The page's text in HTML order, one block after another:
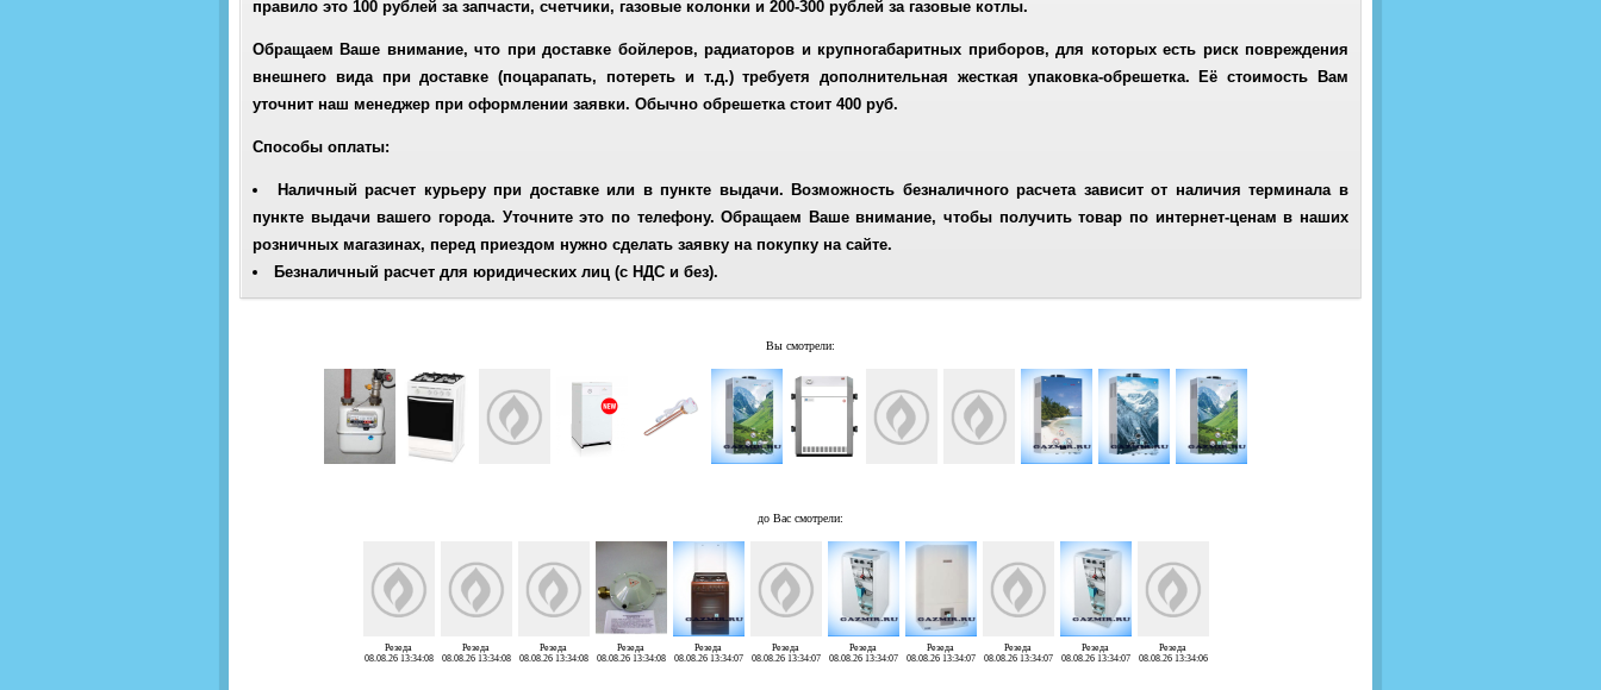
правило это 100 рублей за запчасти, счетчики, газовые колонки и 200-300 рублей за газовые котлы.
Обращаем Ваше внимание, что при доставке бойлеров, радиаторов и крупногабаритных приборов, для которых есть риск повреждения
внешнего вида при доставке (поцарапать, потереть и т.д.) требуетя дополнительная жесткая упаковка-обрешетка. Её стоимость Вам
уточнит наш менеджер при оформлении заявки. Обычно обрешетка стоит 400 руб.
Способы оплаты:
Наличный расчет курьеру при доставке или в пункте выдачи. Возможность безналичного расчета зависит от наличия терминала в
пункте выдачи вашего города. Уточните это по телефону. Обращаем Ваше внимание, чтобы получить товар по интернет-ценам в наших
розничных магазинах, перед приездом нужно сделать заявку на покупку на сайте.
Безналичный расчет для юридических лиц (с НДС и без).
Вы смотрели:
до Вас смотрели:
Резеда
08.08.26 13:34:08
Резеда
08.08.26 13:34:08
Резеда
08.08.26 13:34:08
Резеда
08.08.26 13:34:08
Резеда
08.08.26 13:34:07
Резеда
08.08.26 13:34:07
Резеда
08.08.26 13:34:07
Резеда
08.08.26 13:34:07
Резеда
08.08.26 13:34:07
Резеда
08.08.26 13:34:07
Резеда
08.08.26 13:34:06